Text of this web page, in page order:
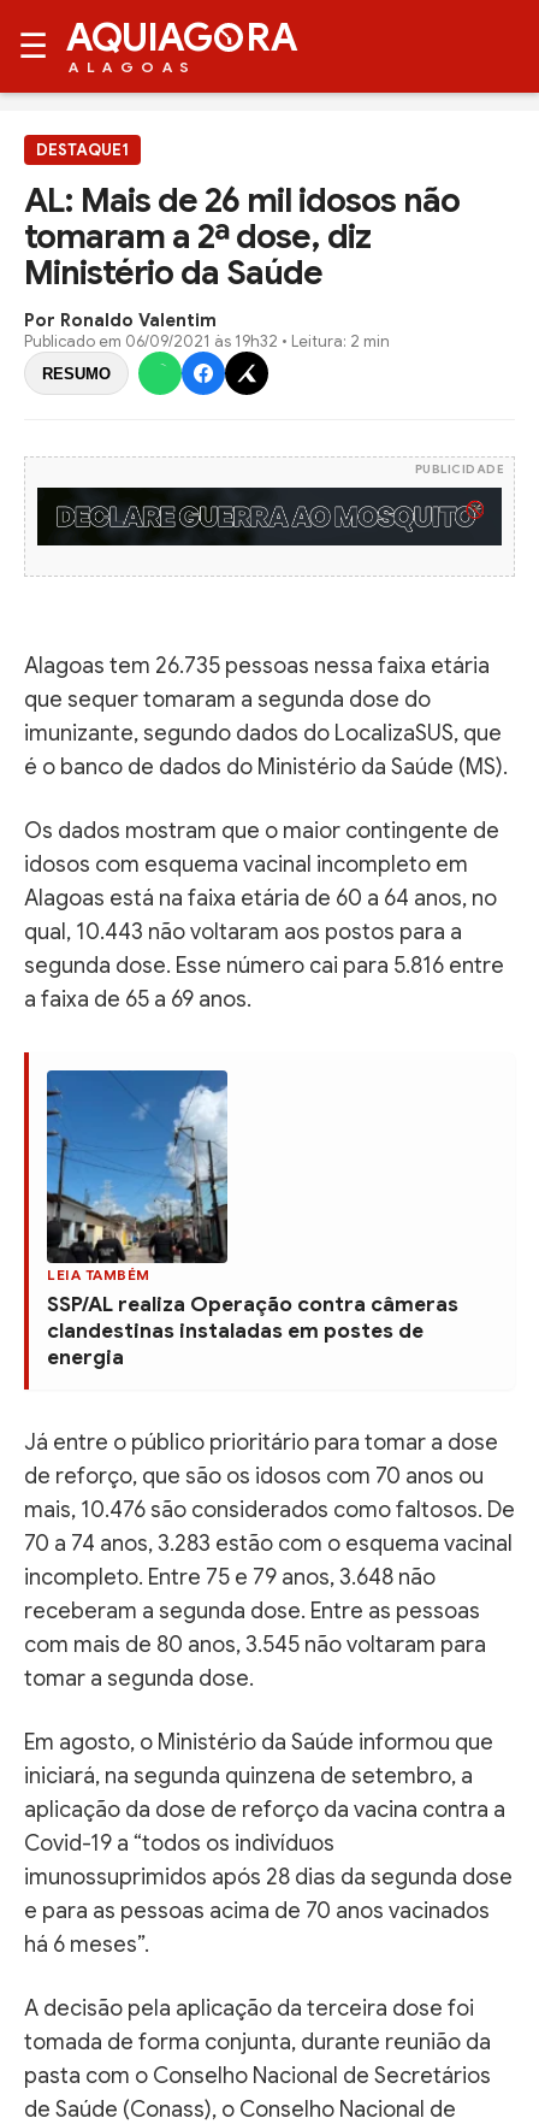
☰ AQUIAG RA
ALAGOAS
DESTAQUE1
AL: Mais de 26 mil idosos não
tomaram a 2ª dose, diz
Ministério da Saúde
Por Ronaldo Valentim
Publicado em 06/09/2021 às 19h32 • Leitura: 2 min
RESUMO
PUBLICIDADE
Alagoas tem 26.735 pessoas nessa faixa etária
que sequer tomaram a segunda dose do
imunizante, segundo dados do LocalizaSUS, que
é o banco de dados do Ministério da Saúde (MS).
Os dados mostram que o maior contingente de
idosos com esquema vacinal incompleto em
Alagoas está na faixa etária de 60 a 64 anos, no
qual, 10.443 não voltaram aos postos para a
segunda dose. Esse número cai para 5.816 entre
a faixa de 65 a 69 anos.
LEIA TAMBÉM
SSP/AL realiza Operação contra câmeras
clandestinas instaladas em postes de
energia
Já entre o público prioritário para tomar a dose
de reforço, que são os idosos com 70 anos ou
mais, 10.476 são considerados como faltosos. De
70 a 74 anos, 3.283 estão com o esquema vacinal
incompleto. Entre 75 e 79 anos, 3.648 não
receberam a segunda dose. Entre as pessoas
com mais de 80 anos, 3.545 não voltaram para
tomar a segunda dose.
Em agosto, o Ministério da Saúde informou que
iniciará, na segunda quinzena de setembro, a
aplicação da dose de reforço da vacina contra a
Covid-19 a “todos os indivíduos
imunossuprimidos após 28 dias da segunda dose
e para as pessoas acima de 70 anos vacinados
há 6 meses”.
A decisão pela aplicação da terceira dose foi
tomada de forma conjunta, durante reunião da
pasta com o Conselho Nacional de Secretários
de Saúde (Conass), o Conselho Nacional de